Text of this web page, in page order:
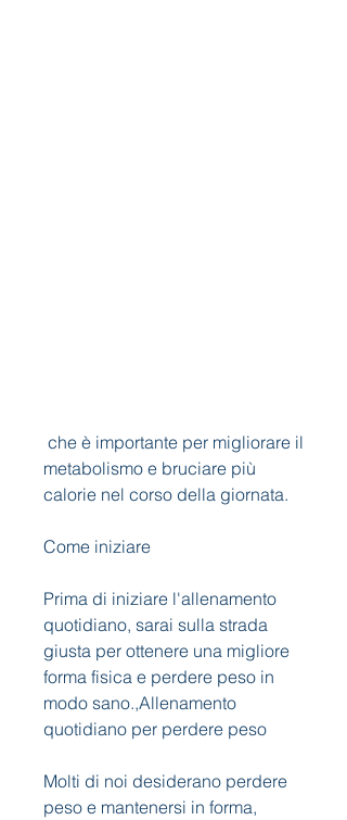
metabolismo e bruciare più
calorie nel corso della giornata.
Come iniziare
Prima di iniziare l'allenamento
quotidiano, sarai sulla strada
giusta per ottenere una migliore
forma fisica e perdere peso in
modo sano.,Allenamento
quotidiano per perdere peso
Molti di noi desiderano perdere
peso e mantenersi in forma,